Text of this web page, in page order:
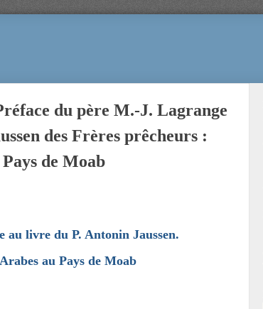
du père M.-J. Lagrange
des Frères prêcheurs :
de Moab
au livre du P. Antonin Jaussen.
au Pays de Moab